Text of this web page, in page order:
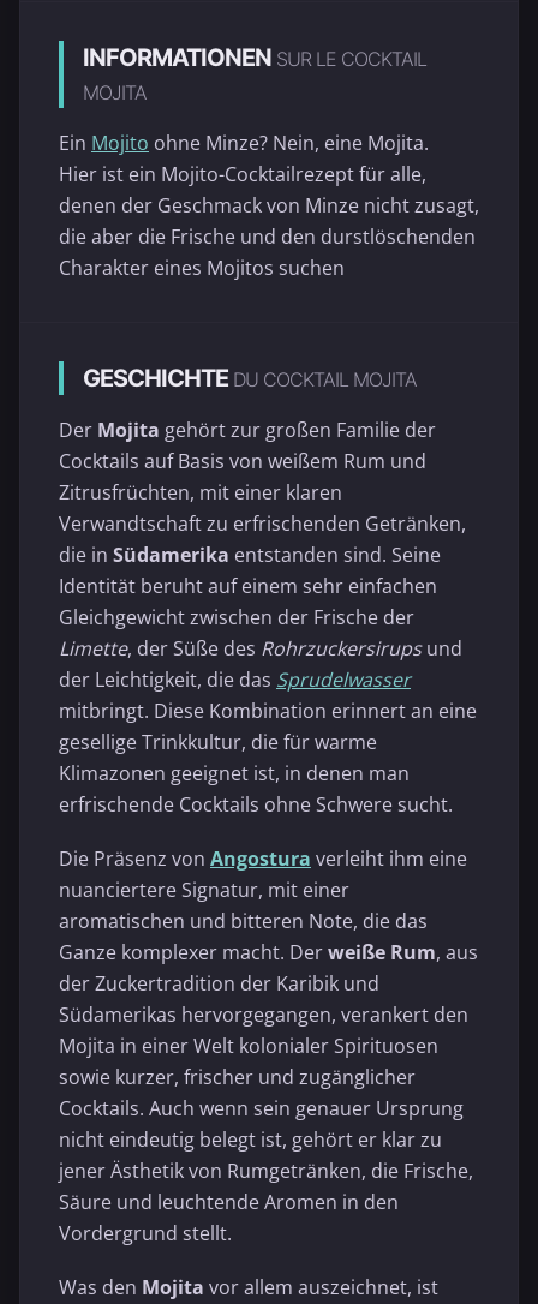
INFORMATIONEN SUR LE COCKTAIL
MOJITA
Ein Mojito ohne Minze? Nein, eine Mojita.
Hier ist ein Mojito-Cocktailrezept für alle,
denen der Geschmack von Minze nicht zusagt,
die aber die Frische und den durstlöschenden
Charakter eines Mojitos suchen
GESCHICHTE DU COCKTAIL MOJITA
Der Mojita gehört zur großen Familie der
Cocktails auf Basis von weißem Rum und
Zitrusfrüchten, mit einer klaren
Verwandtschaft zu erfrischenden Getränken,
die in Südamerika entstanden sind. Seine
Identität beruht auf einem sehr einfachen
Gleichgewicht zwischen der Frische der
Limette, der Süße des Rohrzuckersirupsund
der Leichtigkeit, die das Sprudelwasser
mitbringt. Diese Kombination erinnert an eine
gesellige Trinkkultur, die für warme
Klimazonen geeignet ist, in denen man
erfrischende Cocktails ohne Schwere sucht.
Die Präsenz von Angostura verleiht ihm eine
nuanciertere Signatur, mit einer
aromatischen und bitteren Note, die das
Ganze komplexer macht. Derweiße Rum, aus
der Zuckertradition der Karibik und
Südamerikas hervorgegangen, verankert den
Mojita in einer Welt kolonialer Spirituosen
sowie kurzer, frischer und zugänglicher
Cocktails. Auch wenn sein genauer Ursprung
nicht eindeutig belegt ist, gehört er klar zu
jener Ästhetik von Rumgetränken, die Frische,
Säure und leuchtende Aromen in den
Vordergrund stellt.
Was den Mojita vor allem auszeichnet, ist